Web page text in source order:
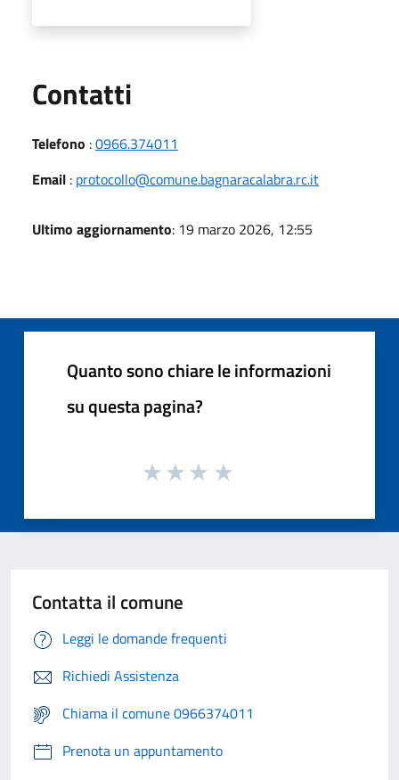
Contatti
Telefono :0966.374011
Email : protocollo@comune.bagnaracalabra.rc.it
Ultimo aggiornamento: 19 marzo 2026, 12:55
Quanto sono chiare le informazioni
su questa pagina?
Contatta il comune
Leggi le domande frequenti
Richiedi Assistenza
Chiama il comune 0966374011
Prenota un appuntamento